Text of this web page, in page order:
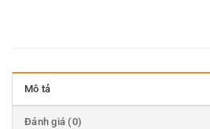
Mô tả
Đánh giá (0)